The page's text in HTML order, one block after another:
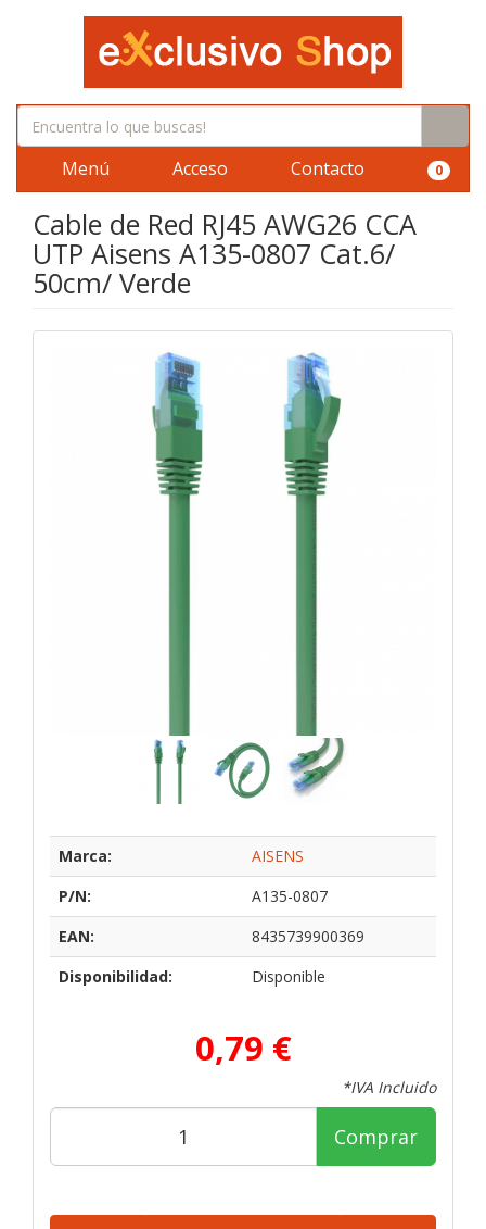
Menú Acceso Contacto 0
Cable de Red RJ45 AWG26 CCA
UTP Aisens A135-0807 Cat.6/
50cm/ Verde
Marca:
AISENS
P/N:
A135-0807
EAN:
8435739900369
Disponibilidad:
Disponible
0,79 €
*IVA Incluido
Comprar